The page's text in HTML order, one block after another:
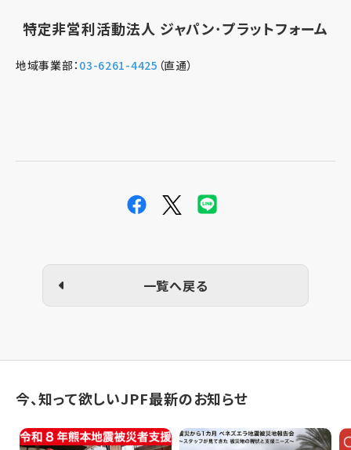
特定非営利活動法人 ジャパン･プラットフォーム
地域事業部： 03-6261-4425 （直通）
一覧へ戻る
今、知って欲しいJPF最新のお知らせ